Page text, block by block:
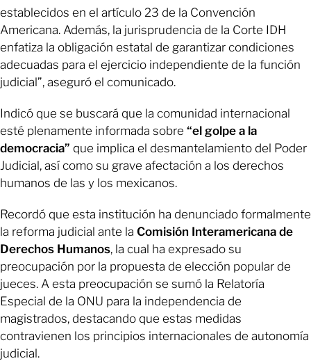
establecidos en el artículo 23 de la Convención
Americana. Además, la jurisprudencia de la Corte IDH
enfatiza la obligación estatal de garantizar condiciones
adecuadas para el ejercicio independiente de la función
judicial”, aseguró el comunicado.
Indicó que se buscará que la comunidad internacional
esté plenamente informada sobre “el golpe a la
democracia” que implica el desmantelamiento del Poder
Judicial, así como su grave afectación a los derechos
humanos de las y los mexicanos.
Recordó que esta institución ha denunciado formalmente
la reforma judicial ante la Comisión Interamericana de
Derechos Humanos, la cual ha expresado su
preocupación por la propuesta de elección popular de
jueces. A esta preocupación se sumó la Relatoría
Especial de la ONU para la independencia de
magistrados, destacando que estas medidas
contravienen los principios internacionales de autonomía
judicial.